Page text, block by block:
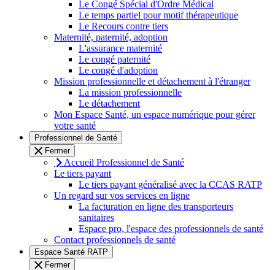
Le Congé Spécial d'Ordre Médical
Le temps partiel pour motif thérapeutique
Le Recours contre tiers
Maternité, paternité, adoption
L'assurance maternité
Le congé paternité
Le congé d'adoption
Mission professionnelle et détachement à l'étranger
La mission professionnelle
Le détachement
Mon Espace Santé, un espace numérique pour gérer
votre santé
Professionnel de Santé
Fermer
Accueil Professionnel de Santé
Le tiers payant
Le tiers payant généralisé avec la CCAS RATP
Un regard sur vos services en ligne
La facturation en ligne des transporteurs
sanitaires
Espace pro, l'espace des professionnels de santé
Contact professionnels de santé
Espace Santé RATP
Fermer